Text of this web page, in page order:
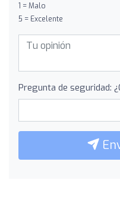
1 = Malo
5 = Excelente
Pregunta de seguridad: